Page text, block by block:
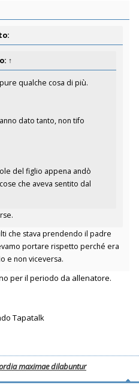
↑
qualche cosa di più.
dato tanto, non tifo
del figlio appena andò
che aveva sentito dal
che stava prendendo il padre
portare rispetto perché era
e non viceversa.
per il periodo da allenatore.
Tapatalk
maximae dilabuntur